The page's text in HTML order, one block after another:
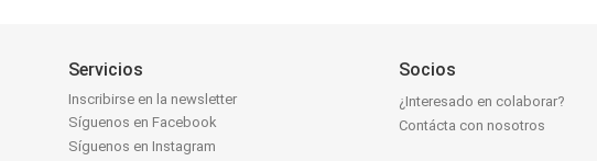
Servicios
Inscribirse en la newsletter
Síguenos en Facebook
Síguenos en Instagram
Socios
¿Interesado en colaborar?
Contácta con nosotros